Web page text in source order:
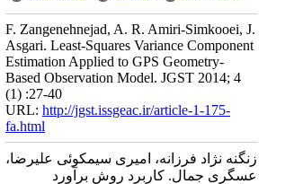
F. Zangenehnejad, A. R. Amiri-Simkooei, J.
Asgari. Least-Squares Variance Component
Estimation Applied to GPS Geometry-
Based Observation Model. JGST 2014; 4
(1) :27-40
URL: http://jgst.issgeac.ir/article-1-175-
fa.html
زنگنه نژاد فرزانه، امیری سیمکوئی علیرضا،
عسگری جمال. کاربرد روش برآورد